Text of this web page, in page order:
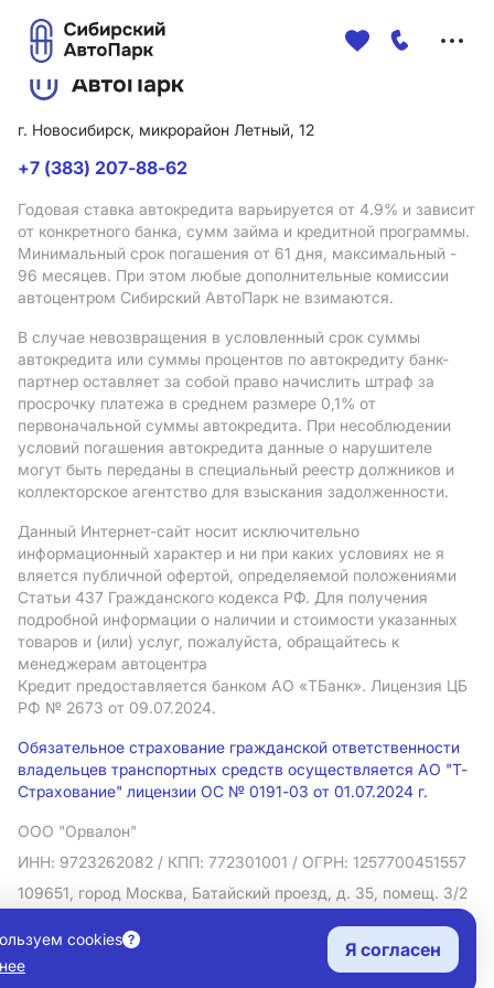
г. Новосибирск, микрорайон Летный, 12
+7 (383) 207-88-62
Годовая ставка автокредита варьируется от 4.9% и зависит
от конкретного банка, сумм займа и кредитной программы.
Минимальный срок погашения от 61 дня, максимальный -
96 месяцев. При этом любые дополнительные комиссии
автоцентром Сибирский АвтоПарк не взимаются.
В случае невозвращения в условленный срок суммы
автокредита или суммы процентов по автокредиту банк-
партнер оставляет за собой право начислить штраф за
просрочку платежа в среднем размере 0,1% от
первоначальной суммы автокредита. При несоблюдении
условий погашения автокредита данные о нарушителе
могут быть переданы в специальный реестр должников и
коллекторское агентство для взыскания задолженности.
Данный Интернет-сайт носит исключительно
информационный характер и ни при каких условиях не я
вляется публичной офертой, определяемой положениями
Статьи 437 Гражданского кодекса РФ. Для получения
подробной информации о наличии и стоимости указанных
товаров и (или) услуг, пожалуйста, обращайтесь к
менеджерам автоцентра
Кредит предоставляется банком АO «ТБанк». Лицензия ЦБ
РФ № 2673 от 09.07.2024.
Обязательное страхование гражданской ответственности
владельцев транспортных средств осуществляется АО "Т-
Страхование" лицензии ОС № 0191-03 от 01.07.2024 г.
ООО "Орвалон"
ИНН: 9723262082 / КПП: 772301001 / ОГРН: 1257700451557
109651, город Москва, Батайский проезд, д. 35, помещ. 3/2
Политика в отношении обработки персональных данных
Согласие на рекламную рассылку
Правовая информация
cookies
Я согласен